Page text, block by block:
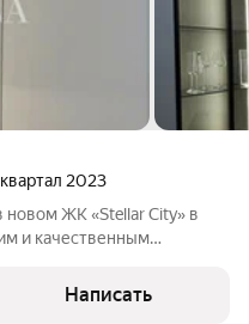
квартал 2023
новом ЖК «Stellar City» в
и качественным
договоре. В квартире
Написать